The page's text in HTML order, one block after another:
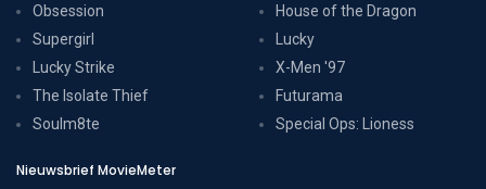
Obsession
Supergirl
Lucky Strike
The Isolate Thief
Soulm8te
House of the Dragon
Lucky
X-Men '97
Futurama
Special Ops: Lioness
Nieuwsbrief MovieMeter